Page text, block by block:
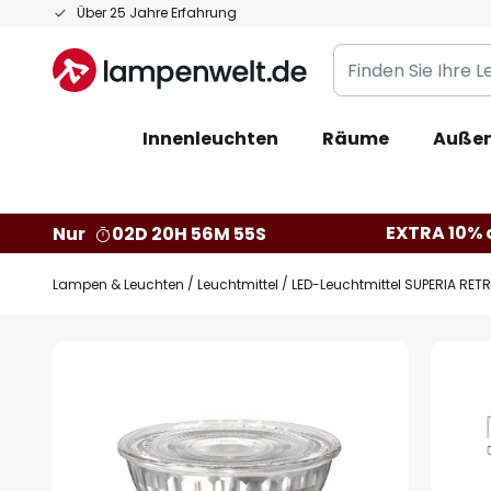
Über 25 Jahre Erfahrung
Zum
springen
Finden
Sie
Leuchte...
Innenleuchten Räume
Nur
02D 20H 56M 54S EXTRA
Lampen & Leuchten Leuchtmittel LED-Leuchtmittel SUPERIA
Bildgalerie
springen